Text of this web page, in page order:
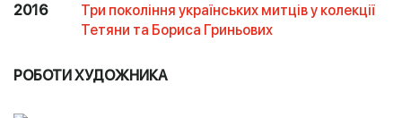
2016
Три покоління українських митців у колекції
Тетяни та Бориса Гриньових
РОБОТИ ХУДОЖНИКА